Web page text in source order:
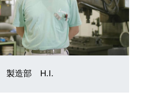
製造部 H.I.